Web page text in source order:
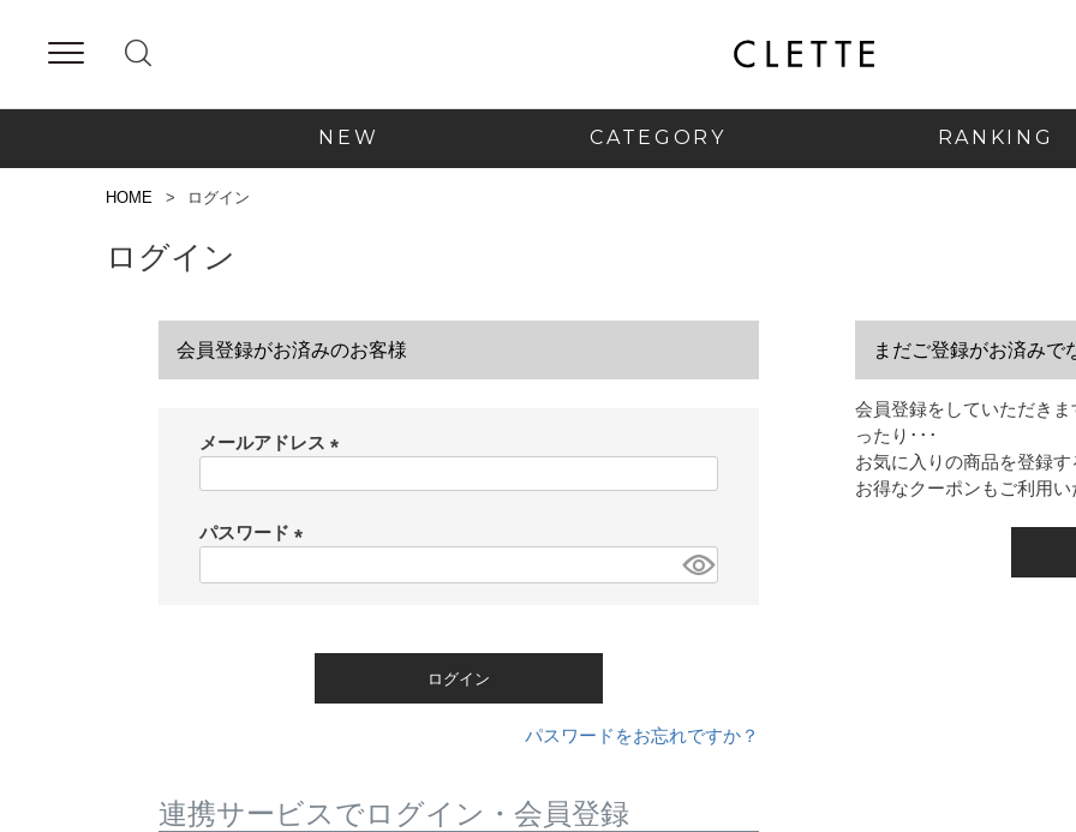
NEW CATEGORY RANKING
HOME ログイン
ログイン
会員登録がお済みのお客様
メールアドレス
パスワード
ログイン
パスワードをお忘れですか？
連携サービスでログイン・会員登録
まだご登録がお済みで
会員登録をしていただき
ったり･･･
お気に入りの商品を登録
お得なクーポンもご利用